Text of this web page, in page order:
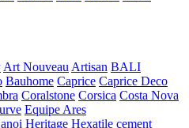
Art Nouveau Artisan BALI
Bauhome Caprice Caprice Deco
Coralstone Corsica Costa Nova
Equipe Ares
Heritage Hexatile cement